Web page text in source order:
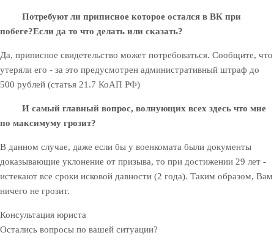
Потребуют ли приписное которое остался в ВК при
побеге?Если да то что делать или сказать?
Да, приписное свидетельство может потребоваться. Сообщите, что
утеряли его - за это предусмотрен административный штраф до
500 рублей (статья 21.7 КоАП РФ)
И самый главный вопрос, волнующих всех здесь что мне
по максимуму грозит?
В данном случае, даже если бы у военкомата были документы
доказывающие уклонение от призыва, то при достижении 29 лет -
истекают все сроки исковой давности (2 года). Таким образом, Вам
ничего не грозит.
Консультация юриста
Остались вопросы по вашей ситуации?